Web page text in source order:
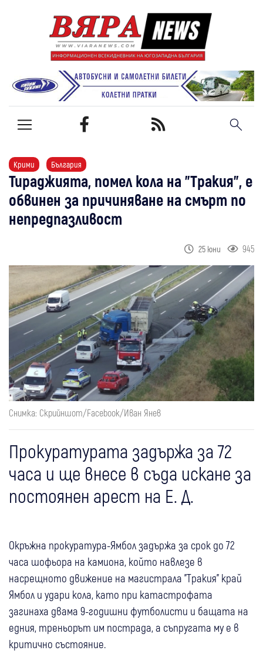
Крими България
Тираджията, помел кола на "Тракия", е
обвинен за причиняване на смърт по
непредпазливост
25 юни 945
Снимка: Скрийншот/Facebook/Иван Янев
Прокуратурата задържа за 72
часа и ще внесе в съда искане за
постоянен арест на Е. Д.
Окръжна прокуратура-Ямбол задържа за срок до 72
часа шофьора на камиона, който навлезе в
насрещното движение на магистрала "Тракия" край
Ямбол и удари кола, като при катастрофата
загинаха двама 9-годишни футболисти и бащата на
едния, треньорът им пострада, а съпругата му е в
критично състояние.